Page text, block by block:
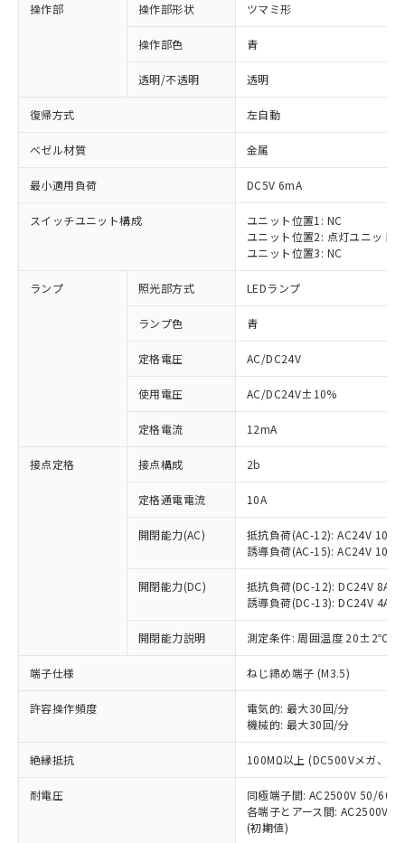
操作部 操作部形状 ツマミ形
操作部色 青
透明/不透明 透明
復帰方式 左自動
ベゼル材質 金属
最小適用負荷 DC5V 6mA
スイッチユニット構成
ユニット位置1: NC
ユニット位置2: 点灯ユニット
ユニット位置3: NC
ランプ 照光部方式 LEDランプ
ランプ色 青
定格電圧 AC/DC24V
使用電圧 AC/DC24V±10%
定格電流 12mA
接点定格 接点構成 2b
定格通電電流 10A
開閉能力(AC)
抵抗負荷(AC-12): AC24V 10A/
誘導負荷(AC-15): AC24V
開閉能力(DC)
抵抗負荷(DC-12): DC24V 8A/
誘導負荷(DC-13): DC24V 4A/
開閉能力説明 測定条件: 周囲温度 20±2℃、
端子仕様 ねじ締め端子 (M3.5)
許容操作頻度
電気的: 最大30回/分
機械的: 最大30回/分
絶縁抵抗 100MΩ以上 (DC500Vメガ、点
耐電圧
同極端子間: AC2500V 50/
各端子とアース間: AC2500V
(初期値)
ご利用条件
以下の条件をお読みいただき、同意のうえ
ご利用ください。
本サービスは、当社制御機器事業取扱
商品の当社在庫状況および標準価格
(税抜)を提供させていただくもので
当社制御機器事業取扱商品の中には、
本サービスの対象外となる商品もある
ことをご了承ください。
在庫状況および標準価格照会結果は、
記載している更新日時点での社内デー
タに基づき作成されるものであり、閲
覧された時点での実際の在庫および標
準価格とは異なる場合があることをご
※1 対応状況
対応済み：EU RoHS指令（10物質）の
非含有に対応した製品が提供可能な商品で
す。
対応予定：EU RoHS指令（10物質）の非含
有に対応した製品に切り替える予定のある
対応予定なし：EU RoHS指令（10物質）の
非含有に非対応の商品で、対応品を出す予
定はありません。
調査・確認中：EU RoHS指令（10物質）の
非含有の対応状況を調査中または確認中の
非該当品：ライセンス料など無形物で、有
害物質有無と関係のない商品です。
仕入先様の事情により、非含有部品として
いたものが、含有品と判明した場合などや
むを得ず変更することがあります。
六価クロム(Cr(Ⅵ)) 1000ppm以下、ポリ臭化ビフェニル
類(PBB) 1000ppm以下、ポリ臭化ジフェニルエーテル類
「○」：最大均質材料含有率が中国RoHSの
基準値以下であることを示します。
「×」：最大均質材料含有率が中国RoHSの
基準値を超えていることを示します。
「－」：未確認です。当社販売部門へお問
*中国RoHS10物質の基準値 (GB/T26572)：
Pb(鉛) :1000ppm、 Hg(水銀) : 1000ppm、 Cd(カドミウ
Cr(Ⅵ)(六価クロム) : 1000ppm、 PBBs(ポリ臭化ビフェ
当社は、これら貴社製品のうち、外国
為替および外国貿易法に定める商品
（以下｢規制貨物等」という）を輸出
または国外への提供する場合は、日本
国政府の輸出許可(または役務取引許
可)を取得するなどの必要な手続きを